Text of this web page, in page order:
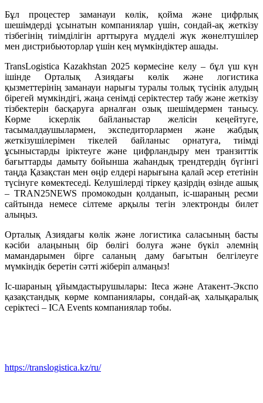
Бұл процестер заманауи көлік, қойма және цифрлық
шешімдерді ұсынатын компаниялар үшін, сондай-ақ жеткізу
тізбегінің тиімділігін арттыруға мүдделі жүк жөнелтушілер
мен дистрибьюторлар үшін кең мүмкіндіктер ашады.
TransLogistica Kazakhstan 2025 көрмесіне келу – бұл үш күн
ішінде Орталық Азиядағы көлік және логистика
қызметтерінің заманауи нарығы туралы толық түсінік алудың
бірегей мүмкіндігі, жаңа сенімді серіктестер табу және жеткізу
тізбектерін басқаруға арналған озық шешімдермен танысу.
Көрме іскерлік байланыстар желісін кеңейтуге,
тасымалдаушылармен, экспедиторлармен және жабдық
жеткізушілерімен тікелей байланыс орнатуға, тиімді
ұсыныстарды іріктеуге және цифрландыру мен транзиттік
бағыттарды дамыту бойынша жаһандық трендтердің бүгінгі
таңда Қазақстан мен өңір елдері нарығына қалай әсер ететінін
түсінуге көмектеседі. Келушілерді тіркеу қазірдің өзінде ашық
– TRAN25NEWS промокодын қолданып, іс-шараның ресми
сайтында немесе сілтеме арқылы тегін электронды билет
алыңыз.
Орталық Азиядағы көлік және логистика саласының басты
кәсіби алаңының бір бөлігі болуға және бүкіл әлемнің
мамандарымен бірге саланың даму бағытын белгілеуге
мүмкіндік беретін сәтті жіберіп алмаңыз!
Іс-шараның ұйымдастырушылары: Iteca және Атакент-Экспо
қазақстандық көрме компаниялары, сондай-ақ халықаралық
серіктесі – ICA Events компаниялар тобы.
https://translogistica.kz/ru/